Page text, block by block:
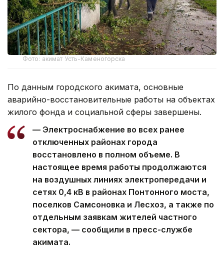
Фото: акимат Усть-Каменогорска
По данным городского акимата, основные
аварийно-восстановительные работы на объектах
жилого фонда и социальной сферы завершены.
— Электроснабжение во всех ранее
отключенных районах города
восстановлено в полном объеме. В
настоящее время работы продолжаются
на воздушных линиях электропередачи и
сетях 0,4 кВ в районах Понтонного моста,
поселков Самсоновка и Лесхоз, а также по
отдельным заявкам жителей частного
сектора, — сообщили в пресс-службе
акимата.